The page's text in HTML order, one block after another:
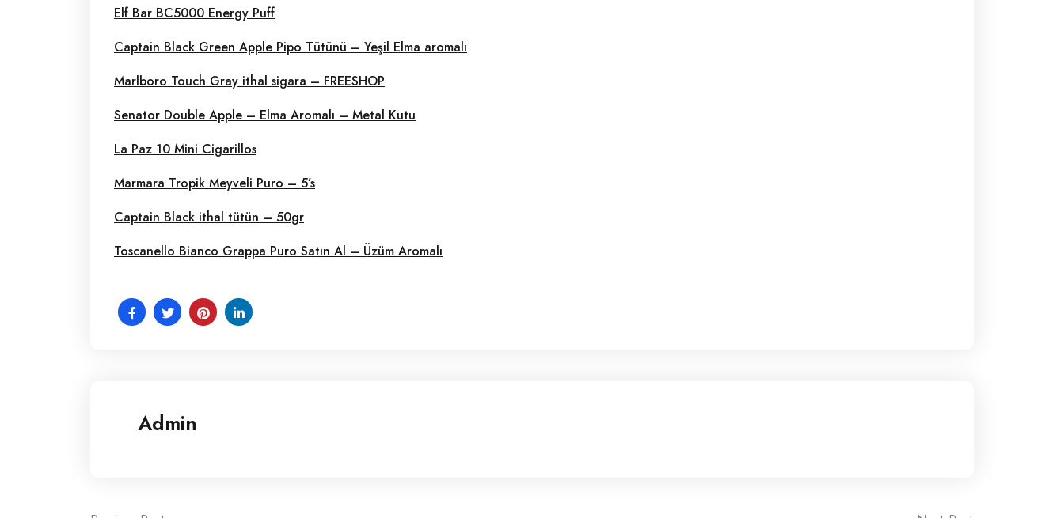
Elf Bar BC5000 Energy Puff
Captain Black Green Apple Pipo Tütünü – Yeşil Elma aromalı
Marlboro Touch Gray ithal sigara – FREESHOP
Senator Double Apple – Elma Aromalı – Metal Kutu
La Paz 10 Mini Cigarillos
Marmara Tropik Meyveli Puro – 5’s
Captain Black ithal tütün – 50gr
Toscanello Bianco Grappa Puro Satın Al – Üzüm Aromalı
Admin